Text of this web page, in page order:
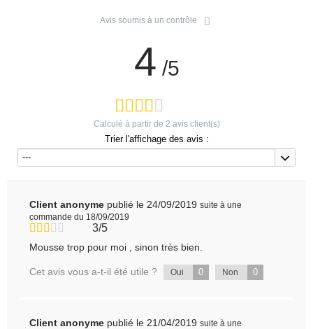
Avis soumis à un contrôle
4 /5
Calculé à partir de 2 avis client(s)
Trier l'affichage des avis :
---
Client anonyme publié le 24/09/2019 suite à une
commande du 18/09/2019
3/5
Mousse trop pour moi , sinon très bien.
Cet avis vous a-t-il été utile ? Oui 0 Non 0
Client anonyme publié le 21/04/2019 suite à une